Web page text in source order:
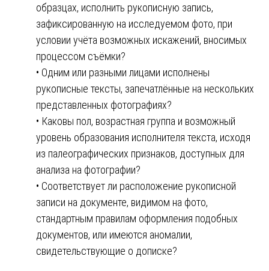
образцах, исполнить рукописную запись,
зафиксированную на исследуемом фото, при
условии учёта возможных искажений, вносимых
процессом съёмки?
• Одним или разными лицами исполнены
рукописные тексты, запечатлённые на нескольких
представленных фотографиях?
• Каковы пол, возрастная группа и возможный
уровень образования исполнителя текста, исходя
из палеографических признаков, доступных для
анализа на фотографии?
• Соответствует ли расположение рукописной
записи на документе, видимом на фото,
стандартным правилам оформления подобных
документов, или имеются аномалии,
свидетельствующие о дописке?